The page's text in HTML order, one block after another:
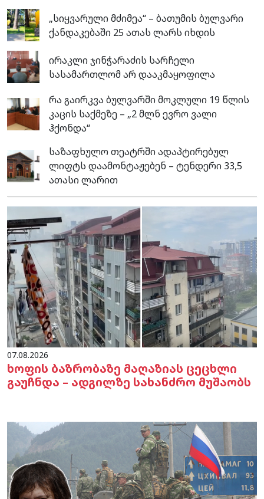
„სიყვარული მძიმეა“ – ბათუმის ბულვარი
ქანდაკებაში 25 ათას ლარს იხდის
ირაკლი ჯინჭარაძის სარჩელი
სასამართლომ არ დააკმაყოფილა
რა გაირკვა ბულვარში მოკლული 19 წლის
კაცის საქმეზე – „2 მლნ ევრო ვალი
ჰქონდა“
საზაფხულო თეატრში ადაპტირებულ
ლიფტს დაამონტაჟებენ – ტენდერი 33,5
ათასი ლარით
07.08.2026
ხოფის ბაზრობაზე მაღაზიას ცეცხლი
გაუჩნდა – ადგილზე სახანძრო მუშაობს